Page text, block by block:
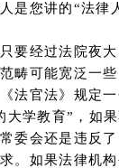
您讲的“法律
经过法院夜大
畴可能宽泛一
法官法》规定
大学教育”，如
委会还是违反
。如果法律机